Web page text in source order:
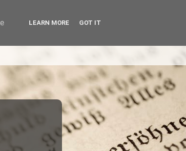
LEARN MORE GOT IT